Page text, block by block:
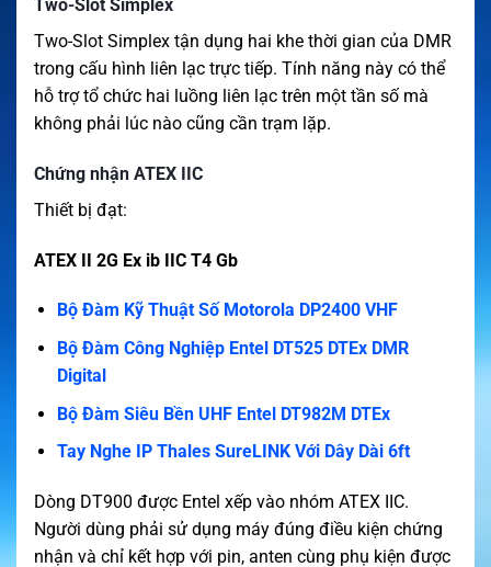
Two-Slot Simplex
Two-Slot Simplex tận dụng hai khe thời gian của DMR
trong cấu hình liên lạc trực tiếp. Tính năng này có thể
hỗ trợ tổ chức hai luồng liên lạc trên một tần số mà
không phải lúc nào cũng cần trạm lặp.
Chứng nhận ATEX IIC
Thiết bị đạt:
ATEX II 2G Ex ib IIC T4 Gb
Bộ Đàm Kỹ Thuật Số Motorola DP2400 VHF
Bộ Đàm Công Nghiệp Entel DT525 DTEx DMR
Digital
Bộ Đàm Siêu Bền UHF Entel DT982M DTEx
Tay Nghe IP Thales SureLINK Với Dây Dài 6ft
Dòng DT900 được Entel xếp vào nhóm ATEX IIC.
Người dùng phải sử dụng máy đúng điều kiện chứng
nhận và chỉ kết hợp với pin, anten cùng phụ kiện được